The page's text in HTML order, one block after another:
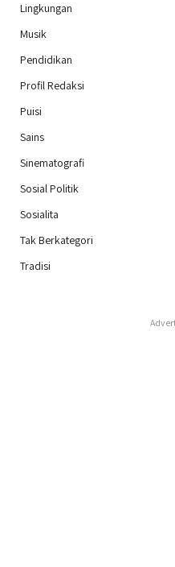
Lingkungan
Musik
Pendidikan
Profil Redaksi
Puisi
Sains
Sinematografi
Sosial Politik
Sosialita
Tak Berkategori
Tradisi